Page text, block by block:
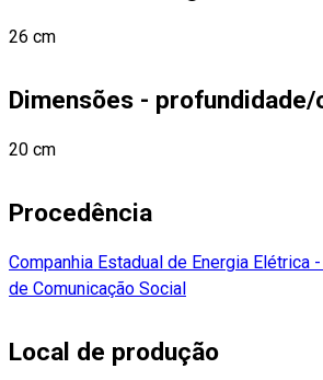
26 cm
Dimensões -
20 cm
Procedência
Companhia Estadual de Energia Elétrica -
de Comunicação Social
Local de produção